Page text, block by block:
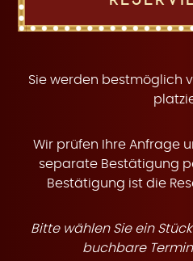
r Sie werden bestmöglich
Wir prüfen Ihre Anfrage
separate Bestätigung
Bestätigung ist die
Bitte wählen Sie ein
buchbare